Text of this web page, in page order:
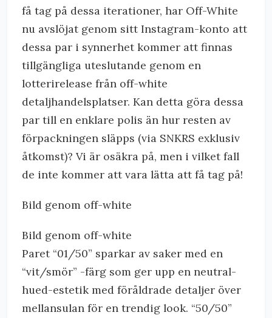
få tag på dessa iterationer, har Off-White
nu avslöjat genom sitt Instagram-konto att
dessa par i synnerhet kommer att finnas
tillgängliga uteslutande genom en
lotterirelease från off-white
detaljhandelsplatser. Kan detta göra dessa
par till en enklare polis än hur resten av
förpackningen släpps (via SNKRS exklusiv
åtkomst)? Vi är osäkra på, men i vilket fall
de inte kommer att vara lätta att få tag på!
Bild genom off-white
Bild genom off-white
Paret “01/50” sparkar av saker med en
“vit/smör” -färg som ger upp en neutral-
hued-estetik med föråldrade detaljer över
mellansulan för en trendig look. “50/50”